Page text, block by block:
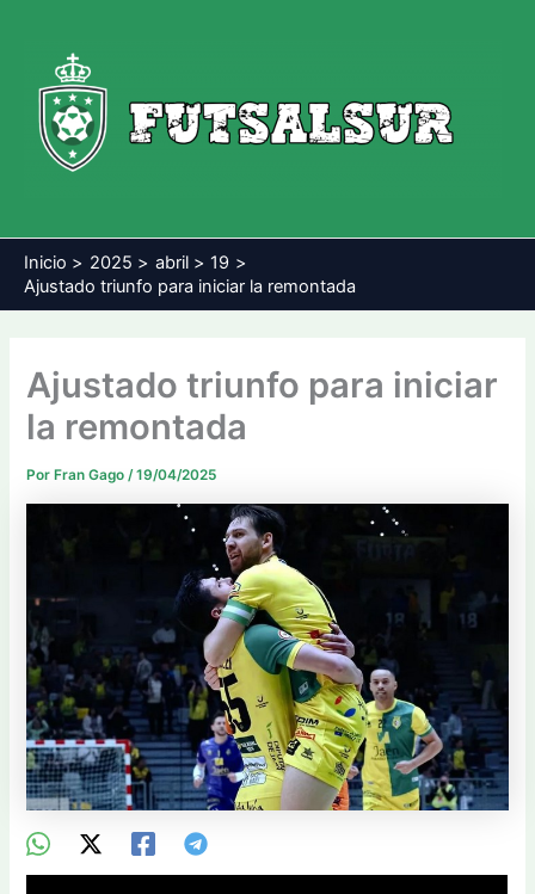
contenido
Inicio 2025 abril
19
Ajustado triunfo para iniciar la remontada
Ajustado triunfo para iniciar
la remontada
PorFran Gago /19/04/2025